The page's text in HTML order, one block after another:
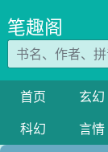
笔趣阁
首页 玄幻
科幻
言情